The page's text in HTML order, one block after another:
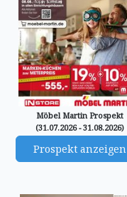
Möbel Martin Prospekt
(31.07.2026 - 31.08.2026)
Prospekt anzeigen